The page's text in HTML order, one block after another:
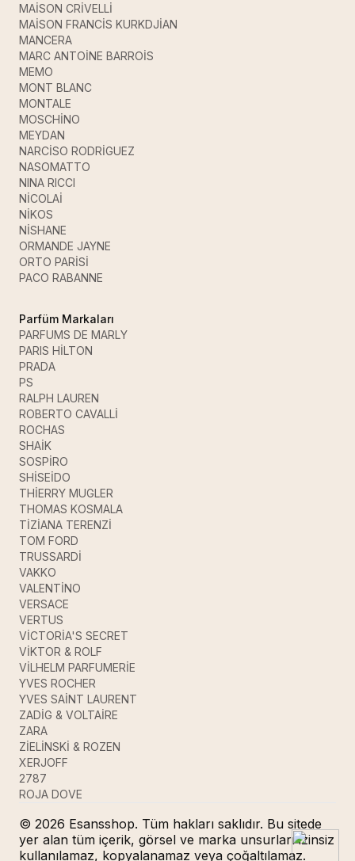
MAİSON CRİVELLİ
MAİSON FRANCİS KURKDJİAN
MANCERA
MARC ANTOİNE BARROİS
MEMO
MONT BLANC
MONTALE
MOSCHİNO
MEYDAN
NARCİSO RODRİGUEZ
NASOMATTO
NINA RICCI
NİCOLAİ
NİKOS
NİSHANE
ORMANDE JAYNE
ORTO PARİSİ
PACO RABANNE
Parfüm Markaları
PARFUMS DE MARLY
PARIS HİLTON
PRADA
PS
RALPH LAUREN
ROBERTO CAVALLİ
ROCHAS
SHAİK
SOSPİRO
SHİSEİDO
THİERRY MUGLER
THOMAS KOSMALA
TİZİANA TERENZİ
TOM FORD
TRUSSARDİ
VAKKO
VALENTİNO
VERSACE
VERTUS
VİCTORİA'S SECRET
VİKTOR & ROLF
VİLHELM PARFUMERİE
YVES ROCHER
YVES SAİNT LAURENT
ZADİG & VOLTAİRE
ZARA
ZİELİNSKİ & ROZEN
XERJOFF
2787
ROJA DOVE
© 2026 Esansshop. Tüm hakları saklıdır. Bu sitede
yer alan tüm içerik, görsel ve marka unsurları izinsiz
kullanılamaz, kopyalanamaz veya çoğaltılamaz.